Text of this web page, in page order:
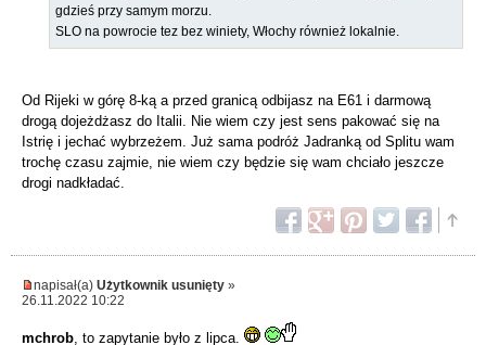
gdzieś przy samym morzu.
SLO na powrocie tez bez winiety, Włochy również lokalnie.
Od Rijeki w górę 8-ką a przed granicą odbijasz na E61 i darmową
drogą dojeżdżasz do Italii. Nie wiem czy jest sens pakować się na
Istrię i jechać wybrzeżem. Już sama podróż Jadranką od Splitu wam
trochę czasu zajmie, nie wiem czy będzie się wam chciało jeszcze
drogi nadkładać.
napisał(a) Użytkownik usunięty »
26.11.2022 10:22
mchrob, to zapytanie było z lipca.